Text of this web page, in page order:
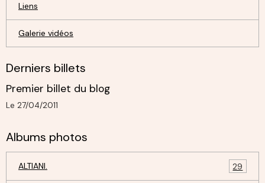
Liens
Galerie vidéos
Derniers billets
Premier billet du blog
Le 27/04/2011
Albums photos
ALTIANI. 29